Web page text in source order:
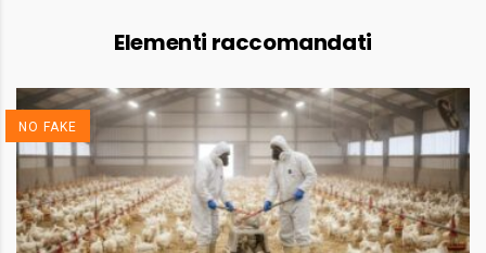
Elementi raccomandati
NO FAKE